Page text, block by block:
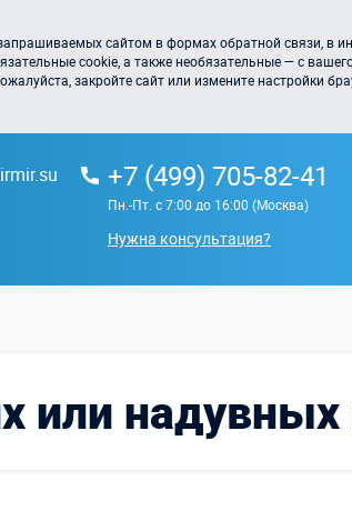
запрашиваемых сайтом в формах обратной связи, в
cookie, а также необязательные — с вашего
закройте сайт или измените настройки
+7 (499) 705-82-41
Пн.-Пт. с 7:00 до 16:00 (Москва)
Нужна консультация?
или